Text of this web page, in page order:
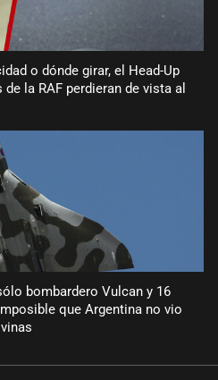
o dónde girar, el Head-Up
la RAF perdieran de vista al
bombardero Vulcan y 16
que Argentina no vio